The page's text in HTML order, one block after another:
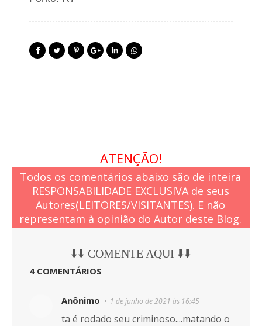
ATENÇÃO!
Todos os comentários abaixo são de inteira
RESPONSABILIDADE EXCLUSIVA de seus
Autores(LEITORES/VISITANTES). E não
representam à opinião do Autor deste Blog.
⬇️⬇️ COMENTE AQUI ⬇️⬇️
4 COMENTÁRIOS
Anônimo 1 de junho de 2021 às 16:45
ta é rodado seu criminoso....matando o